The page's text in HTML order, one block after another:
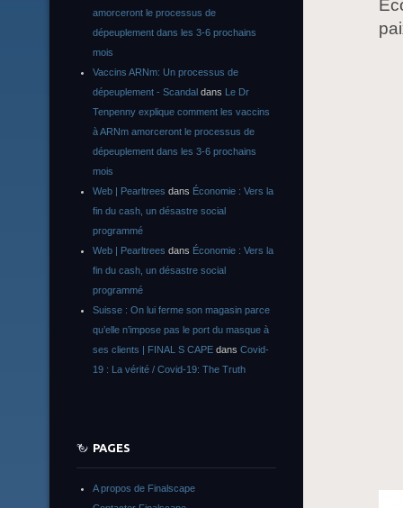
amorceront le processus de
dépeuplement dans les 3-6 prochains
mois
Vaccins ARNm: Un processus de
dépeuplement - Scandal dans Le Dr
Tenpenny explique comment les vaccins
à ARNm amorceront le processus de
dépeuplement dans les 3-6 prochains
mois
Web | Pearltrees dans Économie : Vers la
fin du cash, un désastre social
programmé
Web | Pearltrees dans Économie : Vers la
fin du cash, un désastre social
programmé
Suisse : On lui ferme son magasin parce
qu’elle n’impose pas le port du masque à
ses clients | FINAL S CAPE dans Covid-
19 : La vérité / Covid-19: The Truth
PAGES
A propos de Finalscape